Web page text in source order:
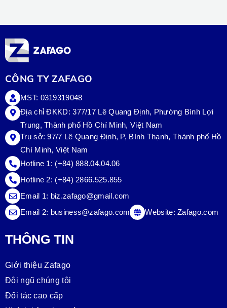
CÔNG TY ZAFAGO
MST: 0319319048
Địa chỉ ĐKKD: 377/17 Lê Quang Định, Phường Bình Lợi
Trung, Thành phố Hồ Chí Minh, Việt Nam
Trụ sở:97/7 Lê Quang Định, P, Bình Thạnh, Thành phố Hồ
Chí Minh, Việt Nam
Hotline 1: (+84) 888.04.04.06
Hotline 2: (+84) 2866.525.855
Email 1: biz.zafago@gmail.com
Email 2: business@zafago.com Website:Zafago.com
THÔNG TIN
Giới thiệu Zafago
Đội ngũ chúng tôi
Đối tác cao cấp